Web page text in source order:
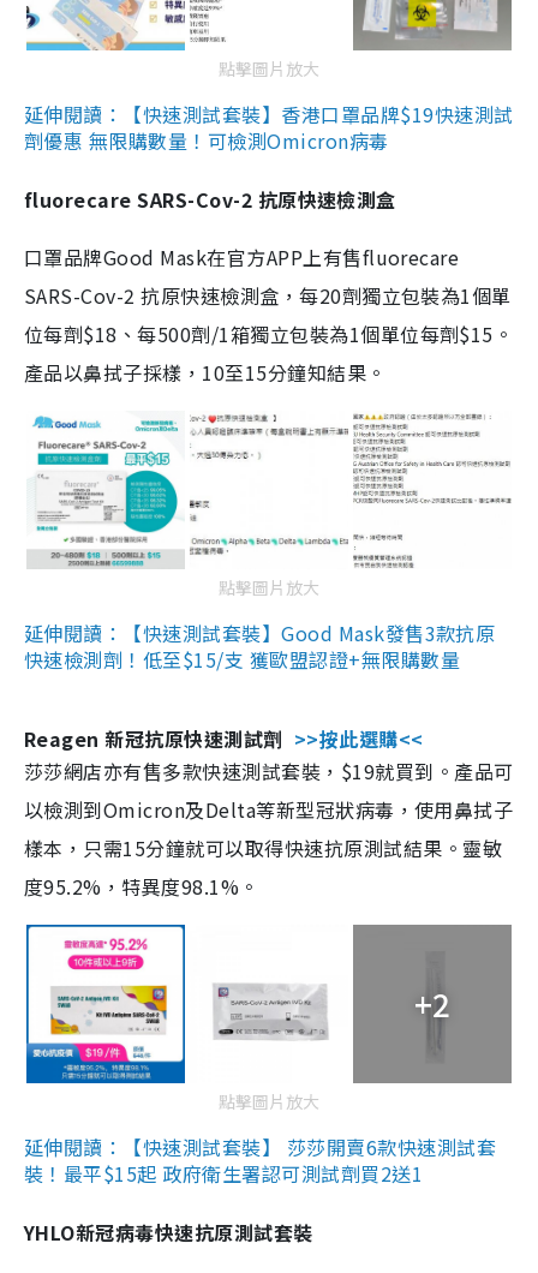
點擊圖片放大
延伸閱讀：【快速測試套裝】香港口罩品牌$19快速測試
劑優惠 無限購數量！可檢測Omicron病毒
fluorecare SARS-Cov-2 抗原快速檢測盒
口罩品牌Good Mask在官方APP上有售fluorecare
SARS-Cov-2 抗原快速檢測盒，每20劑獨立包裝為1個單
位每劑$18、每500劑/1箱獨立包裝為1個單位每劑$15。
產品以鼻拭子採樣，10至15分鐘知結果。
點擊圖片放大
延伸閱讀：【快速測試套裝】Good Mask發售3款抗原
快速檢測劑！低至$15/支 獲歐盟認證+無限購數量
Reagen 新冠抗原快速測試劑 >>按此選購<<
莎莎網店亦有售多款快速測試套裝，$19就買到。產品可
以檢測到Omicron及Delta等新型冠狀病毒，使用鼻拭子
樣本，只需15分鐘就可以取得快速抗原測試結果。靈敏
度95.2%，特異度98.1%。
+2
點擊圖片放大
延伸閱讀：【快速測試套裝】 莎莎開賣6款快速測試套
裝！最平$15起 政府衛生署認可測試劑買2送1
YHLO新冠病毒快速抗原測試套裝